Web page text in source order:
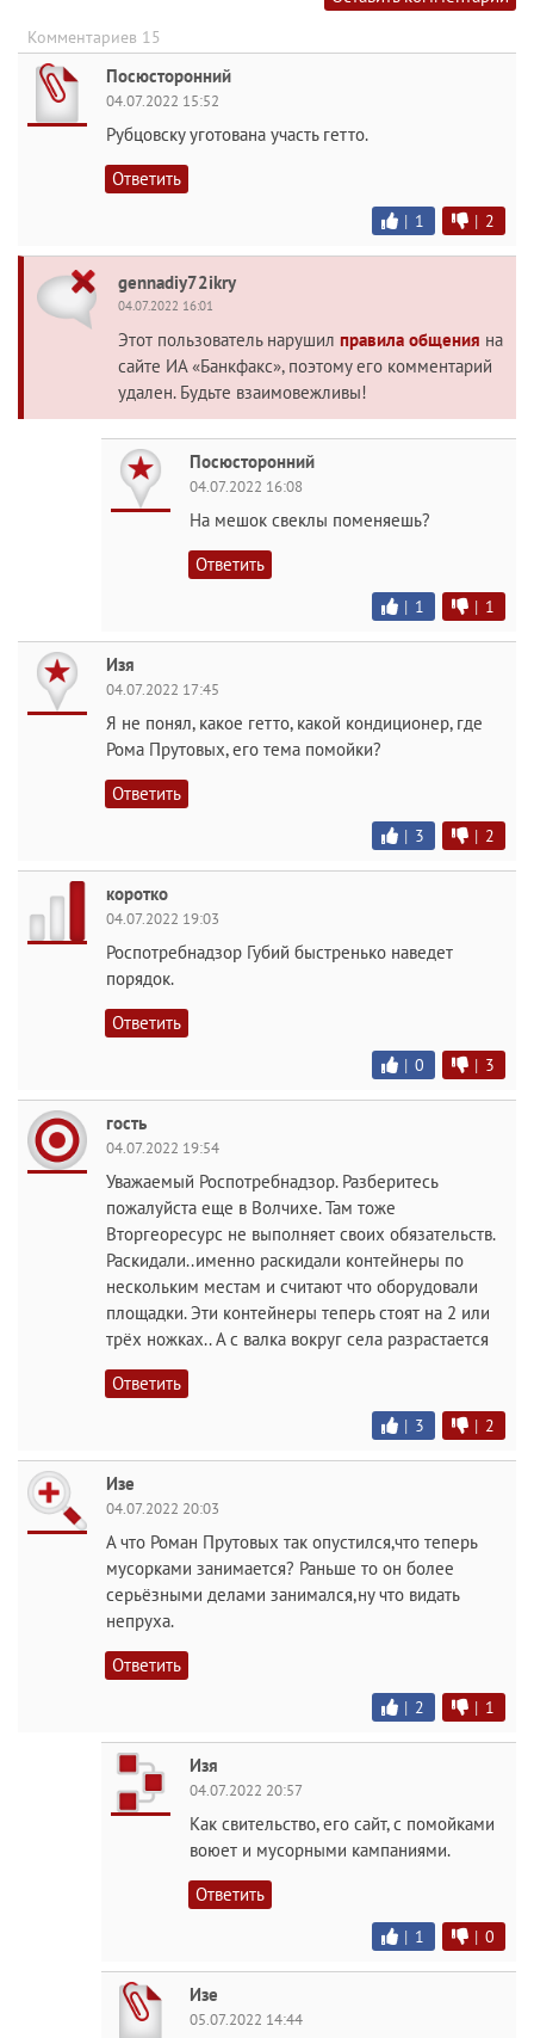
Комментариев 15
Посюсторонний
04.07.2022 15:52
Рубцовску уготована участь гетто.
Ответить
| 1 | 2
gennadiy72ikry
04.07.2022 16:01
Этот пользователь нарушил правила общения на
сайте ИА «Банкфакс», поэтому его комментарий
удален. Будьте взаимовежливы!
Посюсторонний
04.07.2022 16:08
На мешок свеклы поменяешь?
Ответить
| 1 | 1
Изя
04.07.2022 17:45
Я не понял, какое гетто, какой кондиционер, где
Рома Прутовых, его тема помойки?
Ответить
| 3 | 2
коротко
04.07.2022 19:03
Роспотребнадзор Губий быстренько наведет
порядок.
Ответить
| 0 | 3
гость
04.07.2022 19:54
Уважаемый Роспотребнадзор. Разберитесь
пожалуйста еще в Волчихе. Там тоже
Вторгеоресурс не выполняет своих обязательств.
Раскидали..именно раскидали контейнеры по
нескольким местам и считают что оборудовали
площадки. Эти контейнеры теперь стоят на 2 или
трёх ножках.. А с валка вокруг села разрастается
Ответить
| 3 | 2
Изе
04.07.2022 20:03
А что Роман Прутовых так опустился,что теперь
мусорками занимается? Раньше то он более
серьёзными делами занимался,ну что видать
непруха.
Ответить
| 2 | 1
Изя
04.07.2022 20:57
Как свительство, его сайт, с помойками
воюет и мусорными кампаниями.
Ответить
| 1 | 0
Изе
05.07.2022 14:44